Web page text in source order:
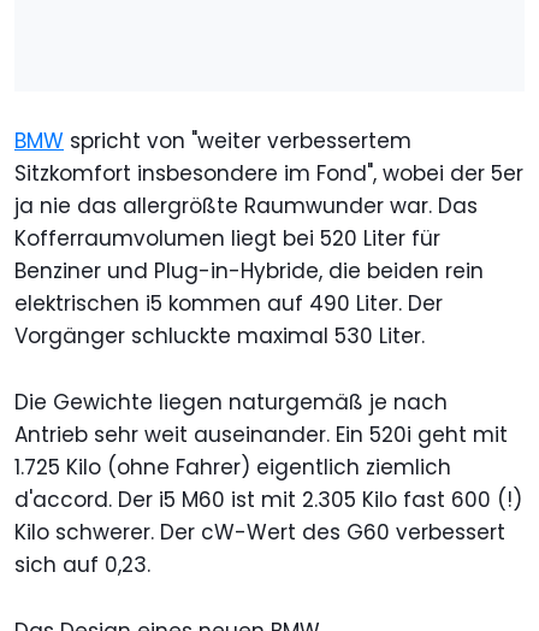
BMW spricht von "weiter verbessertem
Sitzkomfort insbesondere im Fond", wobei der 5er
ja nie das allergrößte Raumwunder war. Das
Kofferraumvolumen liegt bei 520 Liter für
Benziner und Plug-in-Hybride, die beiden rein
elektrischen i5 kommen auf 490 Liter. Der
Vorgänger schluckte maximal 530 Liter.
Die Gewichte liegen naturgemäß je nach
Antrieb sehr weit auseinander. Ein 520i geht mit
1.725 Kilo (ohne Fahrer) eigentlich ziemlich
d'accord. Der i5 M60 ist mit 2.305 Kilo fast 600 (!)
Kilo schwerer. Der cW-Wert des G60 verbessert
sich auf 0,23.